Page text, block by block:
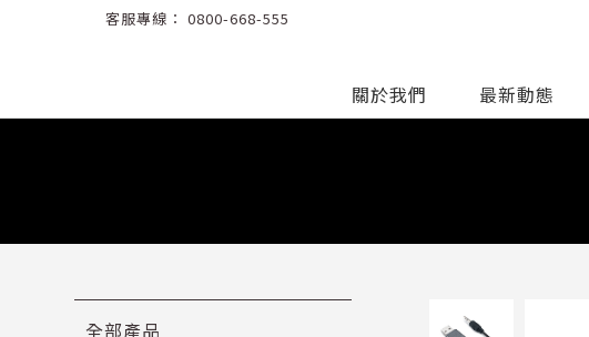
客服專線： 0800-668-555
關於我們 最新動態
全部產品